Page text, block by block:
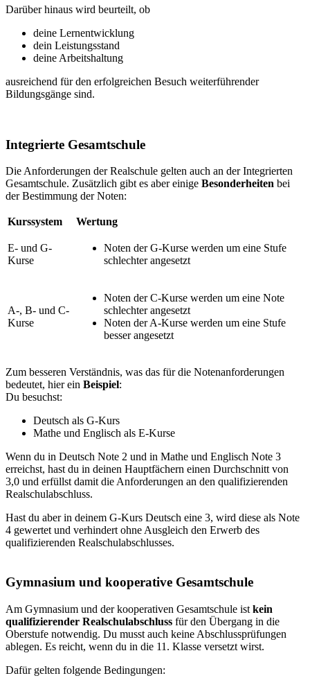
Darüber hinaus wird beurteilt, ob
deine Lernentwicklung
dein Leistungsstand
deine Arbeitshaltung
ausreichend für den erfolgreichen Besuch weiterführender
Bildungsgänge sind.
Integrierte Gesamtschule
Die Anforderungen der Realschule gelten auch an der Integrierten
Gesamtschule. Zusätzlich gibt es aber einige Besonderheiten bei
der Bestimmung der Noten:
Kurssystem Wertung
E- und G-
Kurse
Noten der G-Kurse werden um eine Stufe
schlechter angesetzt
A-, B- und C-
Kurse
Noten der C-Kurse werden um eine Note
schlechter angesetzt
Noten der A-Kurse werden um eine Stufe
besser angesetzt
Zum besseren Verständnis, was das für die Notenanforderungen
bedeutet, hier ein Beispiel:
Du besuchst:
Deutsch als G-Kurs
Mathe und Englisch als E-Kurse
Wenn du in Deutsch Note 2 und in Mathe und Englisch Note 3
erreichst, hast du in deinen Hauptfächern einen Durchschnitt von
3,0 und erfüllst damit die Anforderungen an den qualifizierenden
Realschulabschluss.
Hast du aber in deinem G-Kurs Deutsch eine 3, wird diese als Note
4 gewertet und verhindert ohne Ausgleich den Erwerb des
qualifizierenden Realschulabschlusses.
Gymnasium und kooperative Gesamtschule
Am Gymnasium und der kooperativen Gesamtschule ist kein
qualifizierender Realschulabschluss für den Übergang in die
Oberstufe notwendig. Du musst auch keine Abschlussprüfungen
ablegen. Es reicht, wenn du in die 11. Klasse versetzt wirst.
Dafür gelten folgende Bedingungen: